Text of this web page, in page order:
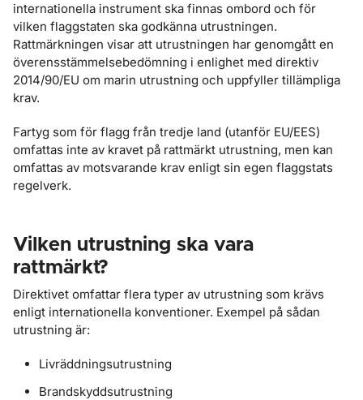
internationella instrument ska finnas ombord och för
vilken flaggstaten ska godkänna utrustningen.
Rattmärkningen visar att utrustningen har genomgått en
överensstämmelsebedömning i enlighet med direktiv
2014/90/EU om marin utrustning och uppfyller tillämpliga
krav.
Fartyg som för flagg från tredje land (utanför EU/EES)
omfattas inte av kravet på rattmärkt utrustning, men kan
omfattas av motsvarande krav enligt sin egen flaggstats
regelverk.
Vilken utrustning ska vara
rattmärkt?
Direktivet omfattar flera typer av utrustning som krävs
enligt internationella konventioner. Exempel på sådan
utrustning är:
Livräddningsutrustning
Brandskyddsutrustning